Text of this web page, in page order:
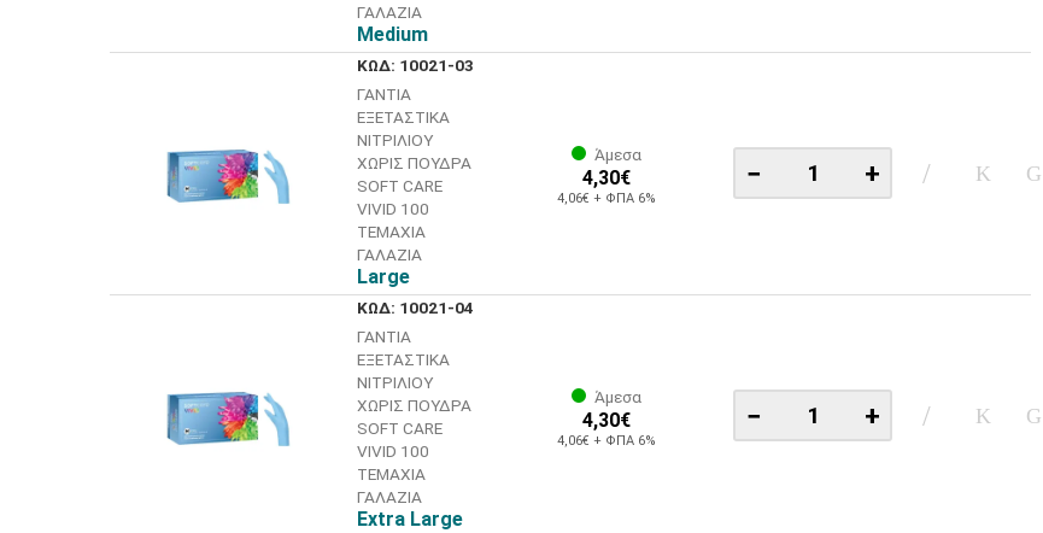
ΓΑΛΑΖΙΑ
Medium
ΚΩΔ: 10021-03
ΓΑΝΤΙΑ
ΕΞΕΤΑΣΤΙΚΑ
ΝΙΤΡΙΛΙΟΥ
ΧΩΡΙΣ ΠΟΥΔΡΑ
SOFT CARE
VIVID 100
ΤΕΜΑΧΙΑ
ΓΑΛΑΖΙΑ
Large
Άμεσα
4,30€
4,06€ + ΦΠΑ 6%
− +
ΚΩΔ: 10021-04
ΓΑΝΤΙΑ
ΕΞΕΤΑΣΤΙΚΑ
ΝΙΤΡΙΛΙΟΥ
ΧΩΡΙΣ ΠΟΥΔΡΑ
SOFT CARE
VIVID 100
ΤΕΜΑΧΙΑ
ΓΑΛΑΖΙΑ
Extra Large
Άμεσα
4,30€
4,06€ + ΦΠΑ 6%
− +